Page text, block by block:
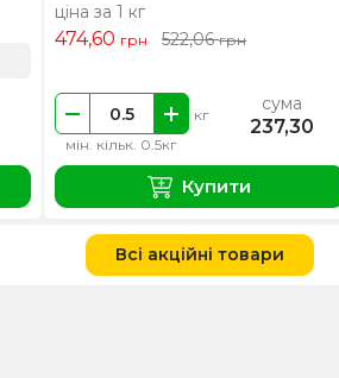
ціна за 1 кг
474,60 грн 522,06грн
мін. кільк. 0.5кг
кг сума
237,30
Купити
Всі акційні товари